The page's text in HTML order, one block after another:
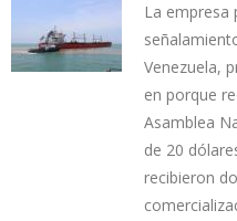
La empresa
Venezuela,
en porque
Asamblea
de 20
recibieron